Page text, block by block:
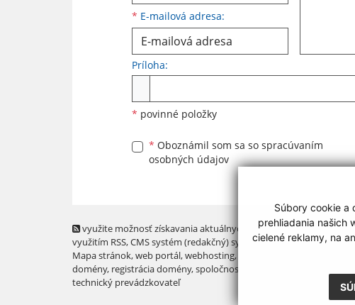
Súbory cookie a
prehliadania našich
cielené reklamy, na
* E-mailová adresa:
Príloha:
* povinné položky
* Oboznámil som sa so spracúvaním
osobných údajov
využite možnosť získavania aktuálnych informácií s
využitím RSS, CMS systém (redakčný) systém ECHELON 2,
Mapa stránok,web portál,webhosting,
domény, registrácia domény,spoločnosť webex.digital, s.r.o.
technický prevádzkovateľ